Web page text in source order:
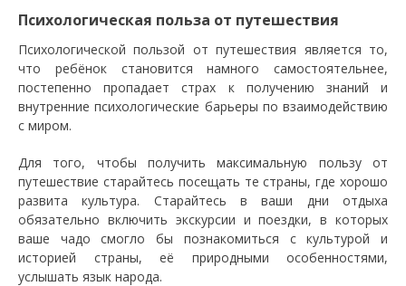
Психологическая польза от путешествия
Психологической пользой от путешествия является то,
что ребёнок становится намного самостоятельнее,
постепенно пропадает страх к получению знаний и
внутренние психологические барьеры по взаимодействию
с миром.
Для того, чтобы получить максимальную пользу от
путешествие старайтесь посещать те страны, где хорошо
развита культура. Старайтесь в ваши дни отдыха
обязательно включить экскурсии и поездки, в которых
ваше чадо смогло бы познакомиться с культурой и
историей страны, её природными особенностями,
услышать язык народа.